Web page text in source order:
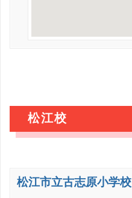
松江校
松江市立古志原小学校